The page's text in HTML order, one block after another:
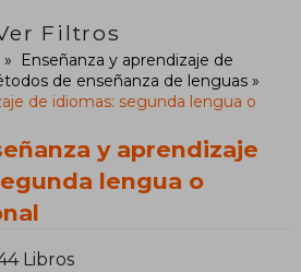
Filtros
Enseñanza y aprendizaje de
de enseñanza de lenguas
de idiomas: segunda lengua o
y aprendizaje
lengua o
Libros